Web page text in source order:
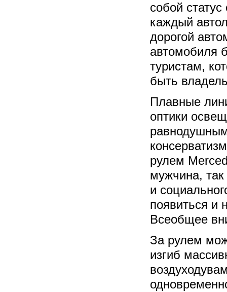
собой
каждый
дорогой
автомобиля
туристам,
быть
Плавные
оптики
рулем
мужчина,
и
появиться и
Всеобщее
За рулем
изгиб